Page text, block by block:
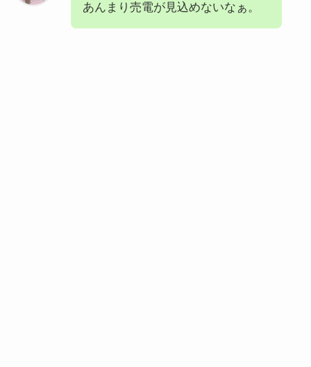
あんまり売電が見込めないなぁ。